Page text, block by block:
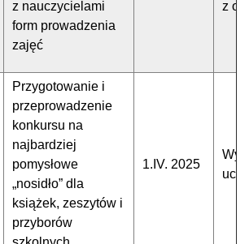
z nauczycielami
form prowadzenia
zajęć
z
Przygotowanie i
przeprowadzenie
konkursu na
najbardziej
pomysłowe
„nosidło” dla
książek, zeszytów i
przyborów
1.IV. 2025